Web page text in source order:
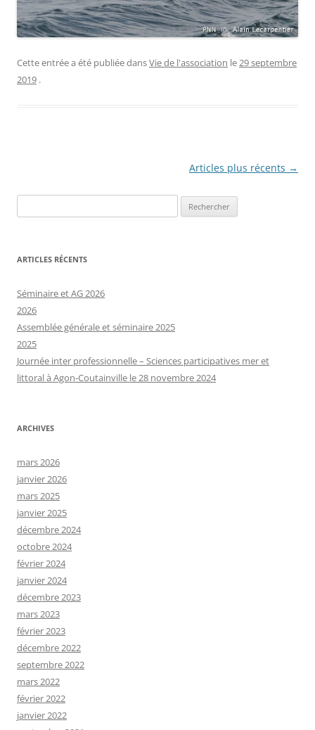
Cette entrée a été publiée dansVie de l'association le29 septembre
2019 .
Articles plus récents →
ARTICLES RÉCENTS
Séminaire et AG 2026
2026
Assemblée générale et séminaire 2025
2025
Journée inter professionnelle – Sciences participatives mer et
littoral à Agon-Coutainville le 28 novembre 2024
ARCHIVES
mars 2026
janvier 2026
mars 2025
janvier 2025
décembre 2024
octobre 2024
février 2024
janvier 2024
décembre 2023
mars 2023
février 2023
décembre 2022
septembre 2022
mars 2022
février 2022
janvier 2022